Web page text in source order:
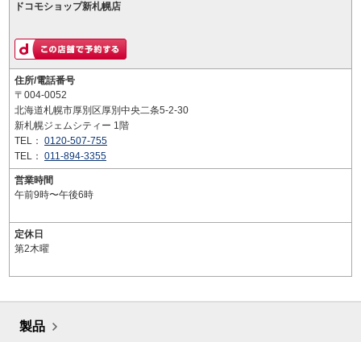
ドコモショップ新札幌店
住所/電話番号
〒004-0052
北海道札幌市厚別区厚別中央二条5-2-30
新札幌ジェムシティー 1階
TEL： 0120-507-755
TEL： 011-894-3355
営業時間
午前9時〜午後6時
定休日
第2木曜
製品